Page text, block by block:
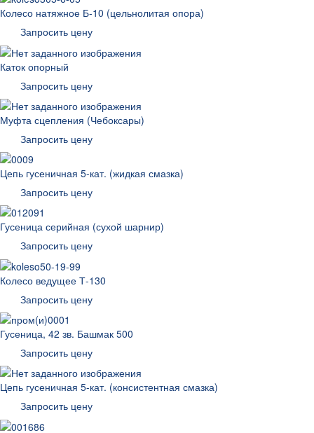
Колесо натяжное Б-10 (цельнолитая опора)
Запросить цену
Каток опорный
Запросить цену
Муфта сцепления (Чебоксары)
Запросить цену
Цепь гусеничная 5-кат. (жидкая смазка)
Запросить цену
Гусеница серийная (сухой шарнир)
Запросить цену
Колесо ведущее Т-130
Запросить цену
Гусеница, 42 зв. Башмак 500
Запросить цену
Цепь гусеничная 5-кат. (консистентная смазка)
Запросить цену